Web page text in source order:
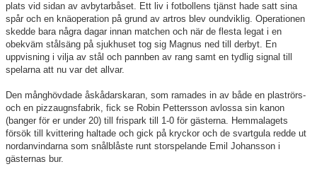
plats vid sidan av avbytarbåset. Ett liv i fotbollens tjänst hade satt sina
spår och en knäoperation på grund av artros blev oundviklig. Operationen
skedde bara några dagar innan matchen och när de flesta legat i en
obekväm stålsäng på sjukhuset tog sig Magnus ned till derbyt. En
uppvisning i vilja av stål och pannben av rang samt en tydlig signal till
spelarna att nu var det allvar.
Den månghövdade åskådarskaran, som ramades in av både en plaströrs-
och en pizzaugnsfabrik, fick se Robin Pettersson avlossa sin kanon
(banger för er under 20) till frispark till 1-0 för gästerna. Hemmalagets
försök till kvittering haltade och gick på kryckor och de svartgula redde ut
nordanvindarna som snålblåste runt storspelande Emil Johansson i
gästernas bur.